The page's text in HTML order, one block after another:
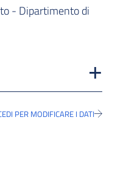
- Dipartimento di
PER MODIFICARE I DATI